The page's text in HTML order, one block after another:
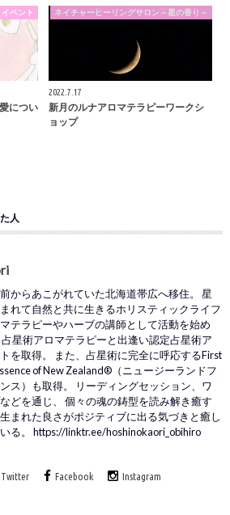
イベント
につい
ネイチャーヒーリングサロン～星の香り～
2022.7.17
新月のルナアロマテラピーワークシ
ョップ
人
からあこがれていた北海道帯広へ移住。 星
れて自然と共に生きるホリスティックライフ
テラピーやハーブの講師として活動を始め
星術アロマテラピーと出逢い認定占星術ア
を取得。 また、占星術に完全に呼応するFirst
of New Zealand®（ニュージーランドフ
ス）も取得。 リーディングセッション、ワ
どを通じ、 個々の魂の鋳型を読み解き癒す
まれた良さがポジティブに出る気づきと癒し
る。 https://linktr.ee/hoshinokaori_obihiro
Twitter Facebook Instagram